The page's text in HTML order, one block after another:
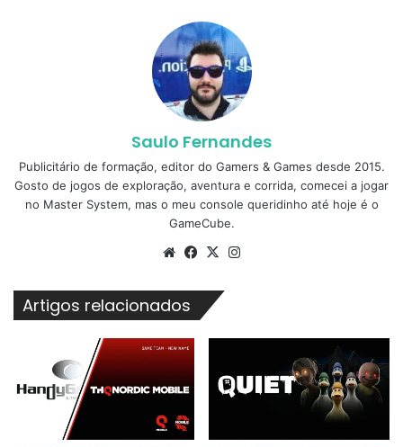
Saulo Fernandes
Publicitário de formação, editor do Gamers & Games desde 2015.
Gosto de jogos de exploração, aventura e corrida, comecei a jogar
no Master System, mas o meu console queridinho até hoje é o
GameCube.
WebsiteFacebook
X
Artigos relacionados